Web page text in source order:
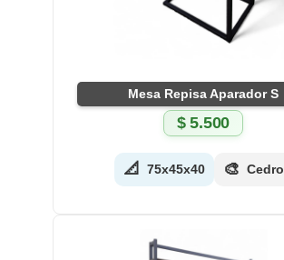
Mesa Repisa Aparador S
$5.500
📐 75x45x40 🎨 Cedro